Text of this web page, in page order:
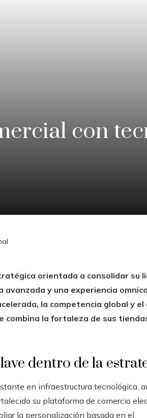
con
orientada a consolidar su
y una experiencia
la competencia global y el
combina la fortaleza de sus
dentro de la
en infraestructura tecnológica,
su plataforma de comercio
la personalización basada en el